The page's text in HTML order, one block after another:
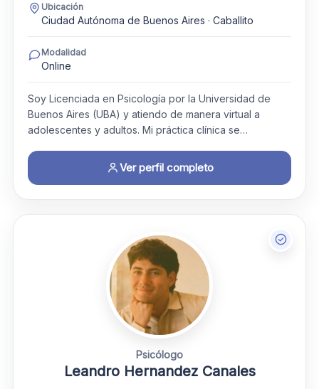
Ubicación
Ciudad Autónoma de Buenos Aires · Caballito
Modalidad
Online
Soy Licenciada en Psicología por la Universidad de
Buenos Aires (UBA) y atiendo de manera virtual a
adolescentes y adultos. Mi práctica clínica se…
Ver perfil completo
Psicólogo
Leandro Hernandez Canales